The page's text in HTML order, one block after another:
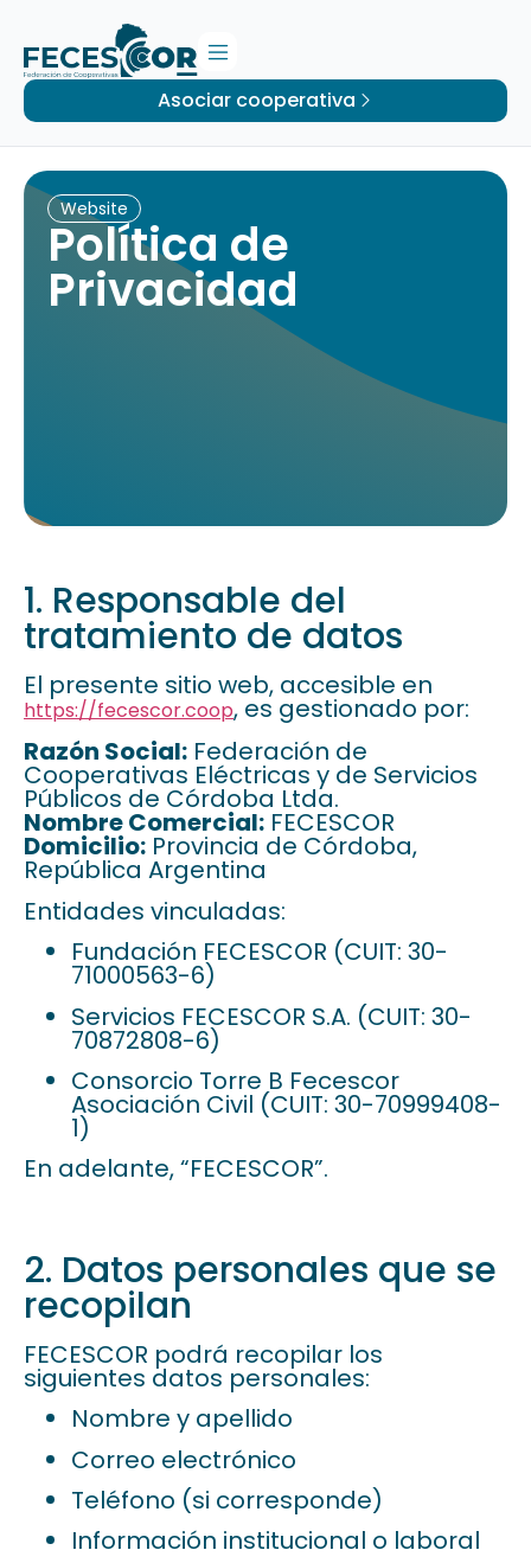
Asociar cooperativa
Website
Política de
Privacidad
1. Responsable del
tratamiento de datos
El presente sitio web, accesible en
https://fecescor.coop, es gestionado por:
Razón Social: Federación de
Cooperativas Eléctricas y de Servicios
Públicos de Córdoba Ltda.
Nombre Comercial: FECESCOR
Domicilio: Provincia de Córdoba,
República Argentina
Entidades vinculadas:
Fundación FECESCOR (CUIT: 30-
71000563-6)
Servicios FECESCOR S.A. (CUIT: 30-
70872808-6)
Consorcio Torre B Fecescor
Asociación Civil (CUIT: 30-70999408-
1)
En adelante, “FECESCOR”.
2. Datos personales que se
recopilan
FECESCOR podrá recopilar los
siguientes datos personales:
Nombre y apellido
Correo electrónico
Teléfono (si corresponde)
Información institucional o laboral